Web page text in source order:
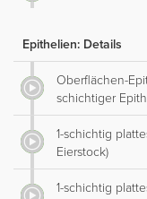
Epithelien: Details
Oberflächen-
schichtiger
1-schichtig
Eierstock)
1-schichtig